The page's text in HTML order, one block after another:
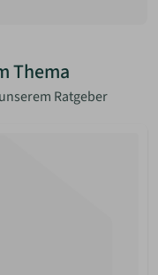
Thema
Ratgeber